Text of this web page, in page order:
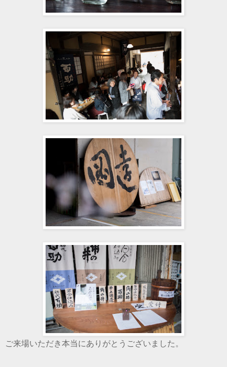
ご来場いただき本当にありがとうございました。